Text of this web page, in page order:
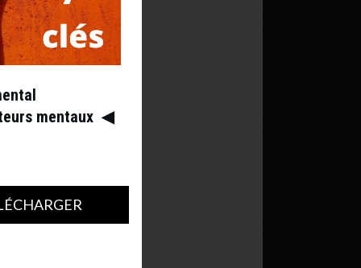
mentaux ◀︎